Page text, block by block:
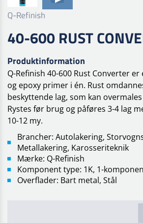
Q-Refinish
40-600 RUST
Produktinformation
Q-Refinish 40-600 Rust Converter
og epoxy primer i én. Rust
beskyttende lag, som kan
Rystes før brug og påføres 3-4 lag
10-12 my.
Brancher: Autolakering,
Metallakering, Karosseriteknik
Mærke: Q-Refinish
Komponent type: 1K, 1-
Overflader: Bart metal, Stål